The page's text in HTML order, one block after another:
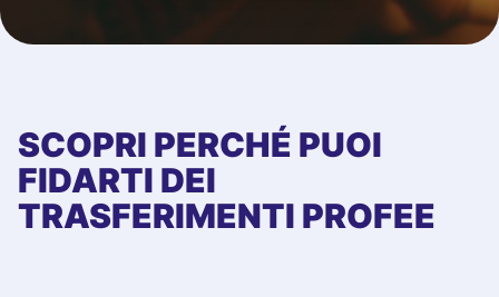
SCOPRI PERCHÉ PUOI
FIDARTI DEI
TRASFERIMENTI PROFEE